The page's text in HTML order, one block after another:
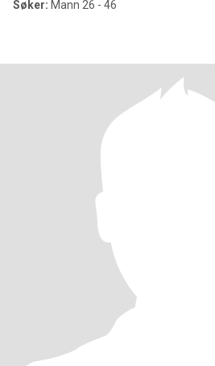
Søker: Mann 26 - 46